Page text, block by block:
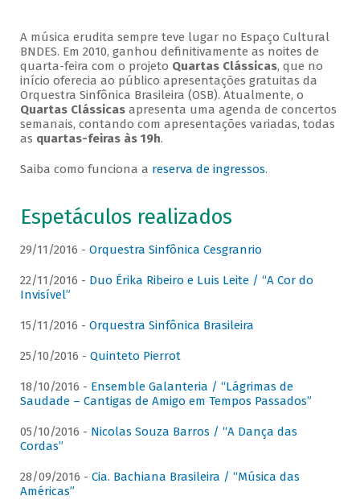
A música erudita sempre teve lugar no Espaço Cultural
BNDES. Em 2010, ganhou definitivamente as noites de
quarta-feira com o projeto Quartas Clássicas, que no
início oferecia ao público apresentações gratuitas da
Orquestra Sinfônica Brasileira (OSB). Atualmente, o
Quartas Clássicasapresenta uma agenda de concertos
semanais, contando com apresentações variadas, todas
as quartas-feiras às 19h.
Saiba como funciona a reserva de ingressos.
Espetáculos realizados
29/11/2016 - Orquestra Sinfônica Cesgranrio
22/11/2016 - Duo Érika Ribeiro e Luis Leite / “A Cor do
Invisível”
15/11/2016 - Orquestra Sinfônica Brasileira
25/10/2016 - Quinteto Pierrot
18/10/2016 - Ensemble Galanteria / “Lágrimas de
Saudade – Cantigas de Amigo em Tempos Passados”
05/10/2016 - Nicolas Souza Barros / “A Dança das
Cordas”
28/09/2016 - Cia. Bachiana Brasileira / “Música das
Américas”